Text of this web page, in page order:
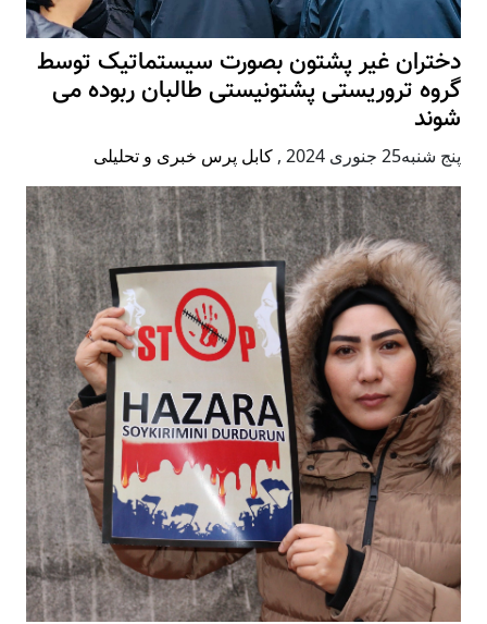
دختران غیر پشتون بصورت سیستماتیک توسط
گروه تروریستی پشتونیستی طالبان ربوده می
شوند
پنج شنبه25 جنوری 2024 , کابل پرس خبری و تحلیلی